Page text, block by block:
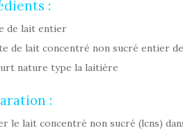
:
de lait entier
de lait concentré non sucré entier
nature type la laitière
:
le lait concentré non sucré (lcns)